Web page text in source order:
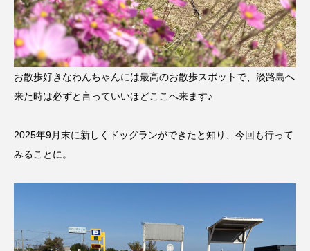
お散歩好きなわんちゃんには最高のお散歩スポットで、淡路島へ
来た時は必ずと言っていいほどここへ来ます♪
2025年9月末に新しくドッグランができたと知り、今回も行って
みることに。